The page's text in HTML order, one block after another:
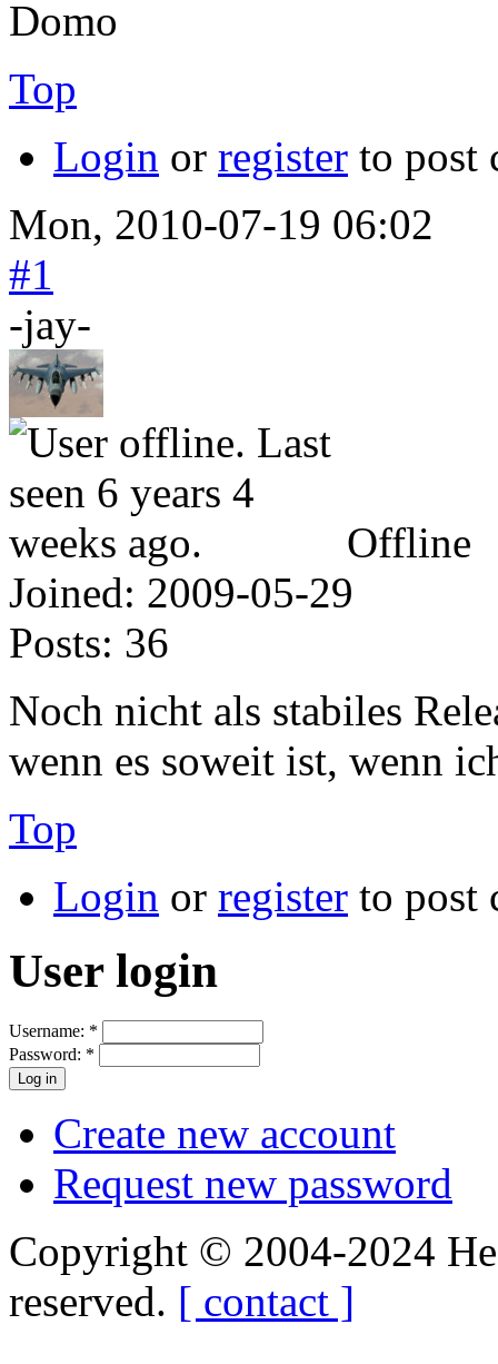
Domo
Top
Login or register to post
Mon, 2010-07-19 06:02
#1
-jay-
Offline
Joined: 2009-05-29
Posts: 36
Noch nicht als stabiles
wenn es soweit ist, wenn
Top
Login or register to post
User login
Username: *
Password: *
Create new account
Request new password
Copyright © 2004-2024
reserved. [ contact ]